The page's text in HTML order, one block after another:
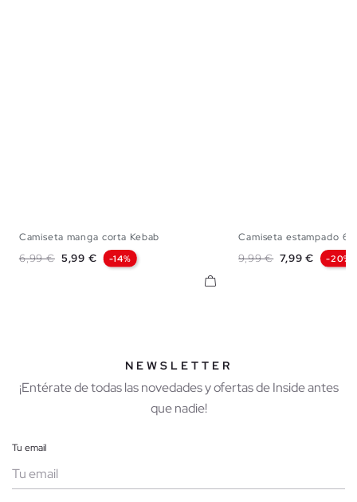
Camiseta manga corta Kebab
Precio base
6,99 € Precio
5,99 € -14%
Camiseta estampado 67
Precio base
9,99 € Precio
7,99 € -20%
NEWSLETTER
¡Entérate de todas las novedades y ofertas de Inside antes
que nadie!
Tu email